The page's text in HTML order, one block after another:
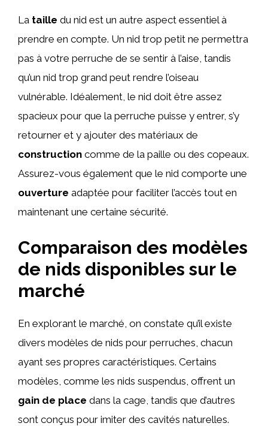
La taille du nid est un autre aspect essentiel à
prendre en compte. Un nid trop petit ne permettra
pas à votre perruche de se sentir à l’aise, tandis
qu’un nid trop grand peut rendre l’oiseau
vulnérable. Idéalement, le nid doit être assez
spacieux pour que la perruche puisse y entrer, s’y
retourner et y ajouter des matériaux de
construction comme de la paille ou des copeaux.
Assurez-vous également que le nid comporte une
ouverture adaptée pour faciliter l’accès tout en
maintenant une certaine sécurité.
Comparaison des modèles
de nids disponibles sur le
marché
En explorant le marché, on constate qu’il existe
divers modèles de nids pour perruches, chacun
ayant ses propres caractéristiques. Certains
modèles, comme les nids suspendus, offrent un
gain de place dans la cage, tandis que d’autres
sont conçus pour imiter des cavités naturelles.